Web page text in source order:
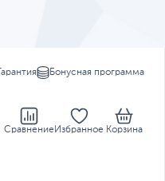
Гарантия Бонусная программа
Сравнение Избранное Корзина